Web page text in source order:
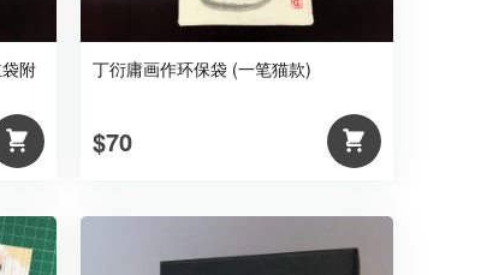
附
丁衍庸画作环保袋 (一笔猫款)
$70